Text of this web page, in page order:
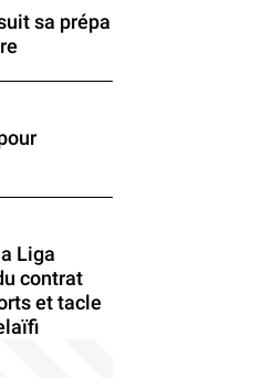
sa prépa
Liga
contrat
et tacle